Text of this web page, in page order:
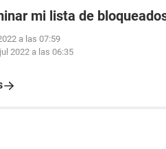
mi lista de
a las 07:59
2022 a las 06:35